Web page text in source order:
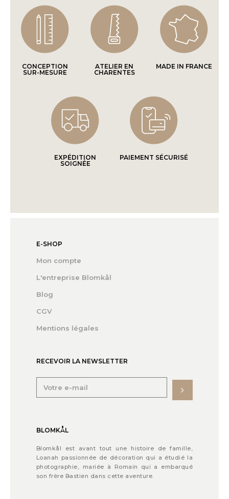
CONCEPTION
SUR-MESURE
ATELIER EN
CHARENTES
MADE IN FRANCE
EXPÉDITION
SOIGNÉE
PAIEMENT SÉCURISÉ
E-SHOP
Mon compte
L'entreprise Blomkål
Blog
CGV
Mentions légales
RECEVOIR LA NEWSLETTER
BLOMKÅL
Blomkål est avant tout une histoire de famille,
Loanah passionnée de décoration qui a étudié la
photographie, mariée à Romain qui a embarqué
son frère Bastien dans cette aventure.